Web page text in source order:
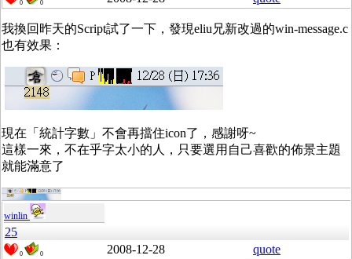
0 0
我換回昨天的Script試了一下，發現eliu兄新改過的win-message.c
也有效果：
現在「統計字數」不會再擋住icon了，感謝呀~
這樣一來，不在乎字太小的人，只要選用自己喜歡的佈景主題
就能滿意了
winlin
25
0 0 2008-12-28 quote